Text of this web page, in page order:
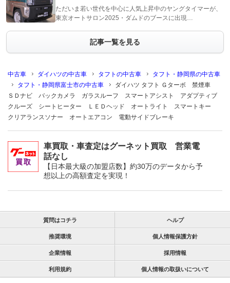
ただいま若い世代を中心に人気上昇中のヤングタイマーが、
東京オートサロン2025・ダムドのブースに出現…
記事一覧を見る
中古車 ダイハツの中古車 タフトの中古車
タフト・静岡県の中古車
タフト・静岡県富士市の中古車
ダイハツ タフト Ｇターボ 禁煙車
ＳＤナビ バックカメラ ガラスルーフ スマートアシスト アダプティブ
クルーズ シートヒーター ＬＥＤヘッド オートライト スマートキー
クリアランスソナー オートエアコン 電動サイドブレーキ
車買取・車査定はグーネット買取 営業電
話なし
【日本最大級の加盟店数】約30万のデータから予
想以上の高額査定を実現！
質問はコチラ ヘルプ
推奨環境 個人情報保護方針
企業情報 採用情報
利用規約 個人情報の取扱いについて